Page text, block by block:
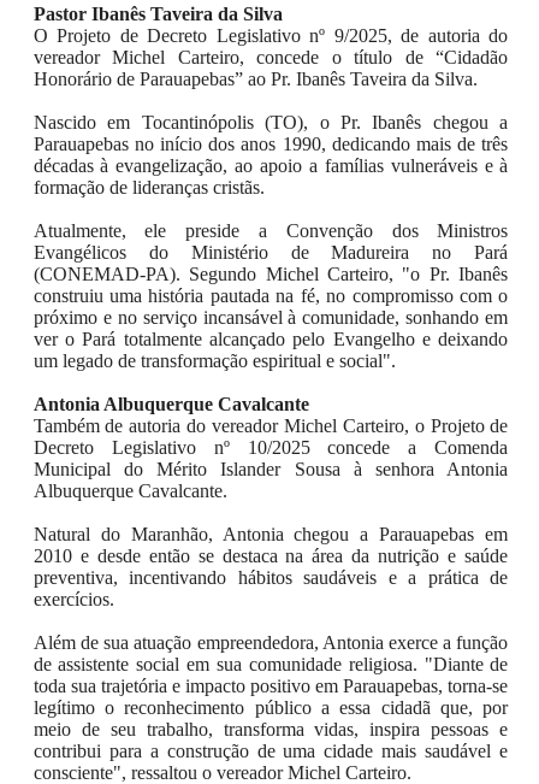
Pastor Ibanês Taveira da Silva
O Projeto de Decreto Legislativo nº 9/2025, de autoria do
vereador Michel Carteiro, concede o título de “Cidadão
Honorário de Parauapebas” ao Pr. Ibanês Taveira da Silva.
Nascido em Tocantinópolis (TO), o Pr. Ibanês chegou a
Parauapebas no início dos anos 1990, dedicando mais de três
décadas à evangelização, ao apoio a famílias vulneráveis e à
formação de lideranças cristãs.
Atualmente, ele preside a Convenção dos Ministros
Evangélicos do Ministério de Madureira no Pará
(CONEMAD-PA). Segundo Michel Carteiro, "o Pr. Ibanês
construiu uma história pautada na fé, no compromisso com o
próximo e no serviço incansável à comunidade, sonhando em
ver o Pará totalmente alcançado pelo Evangelho e deixando
um legado de transformação espiritual e social".
Antonia Albuquerque Cavalcante
Também de autoria do vereador Michel Carteiro, o Projeto de
Decreto Legislativo nº 10/2025 concede a Comenda
Municipal do Mérito Islander Sousa à senhora Antonia
Albuquerque Cavalcante.
Natural do Maranhão, Antonia chegou a Parauapebas em
2010 e desde então se destaca na área da nutrição e saúde
preventiva, incentivando hábitos saudáveis e a prática de
exercícios.
Além de sua atuação empreendedora, Antonia exerce a função
de assistente social em sua comunidade religiosa. "Diante de
toda sua trajetória e impacto positivo em Parauapebas, torna-se
legítimo o reconhecimento público a essa cidadã que, por
meio de seu trabalho, transforma vidas, inspira pessoas e
contribui para a construção de uma cidade mais saudável e
consciente", ressaltou o vereador Michel Carteiro.